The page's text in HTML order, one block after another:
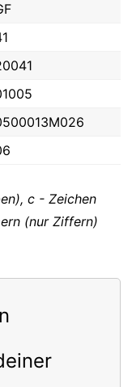
c - Zeichen
(nur Ziffern)